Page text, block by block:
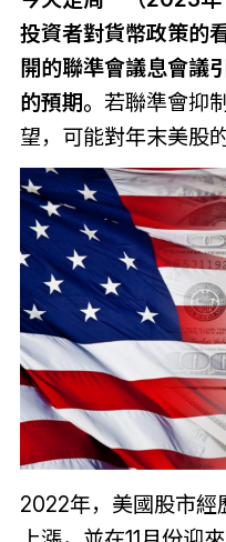
投資者對貨幣政策的
開的聯準會議息會議
的預期。 若聯準會抑
望，可能對年末美股
2022年，美國股市經